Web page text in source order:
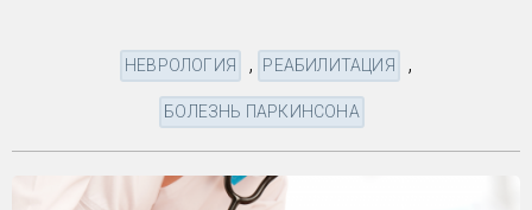
НЕВРОЛОГИЯ , РЕАБИЛИТАЦИЯ ,
БОЛЕЗНЬ ПАРКИНСОНА